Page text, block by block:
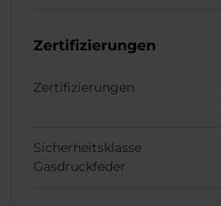
Zertifizierungen
Zertifizierungen
Sicherheitsklasse
Gasdruckfeder